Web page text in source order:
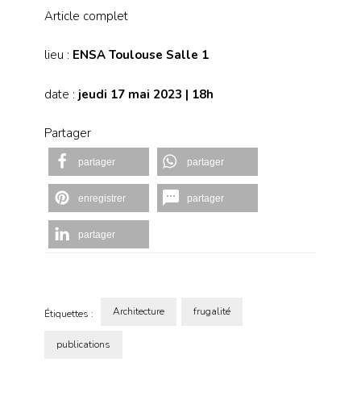
Article complet
lieu : ENSA Toulouse Salle 1
date : jeudi 17 mai 2023 | 18h
Partager
partager partager
enregistrer partager
partager
Étiquettes : Architecture frugalité
publications